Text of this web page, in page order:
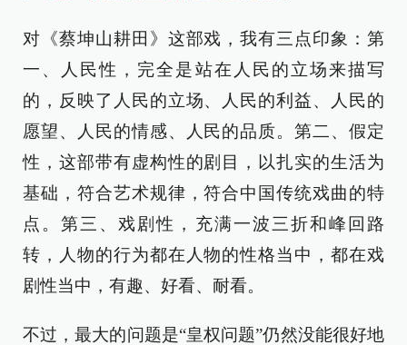
对《蔡坤山耕田》这部戏，我有三点印象：第
一、人民性，完全是站在人民的立场来描写
的，反映了人民的立场、人民的利益、人民的
愿望、人民的情感、人民的品质。第二、假定
性，这部带有虚构性的剧目，以扎实的生活为
基础，符合艺术规律，符合中国传统戏曲的特
点。第三、戏剧性，充满一波三折和峰回路
转，人物的行为都在人物的性格当中，都在戏
剧性当中，有趣、好看、耐看。
不过，最大的问题是“皇权问题”仍然没能很好地